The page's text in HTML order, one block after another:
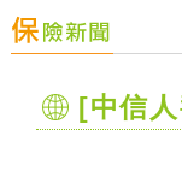
[中信